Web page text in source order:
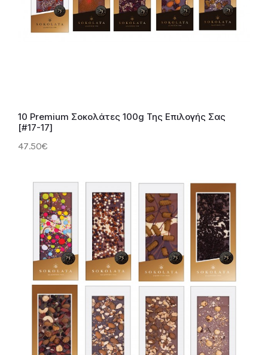
10 Premium Σοκολάτες 100g Της Επιλογής Σας
[#17-17]
47.50€